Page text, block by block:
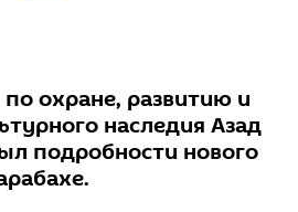
охране, развитию и
наследия Азад
подробности нового